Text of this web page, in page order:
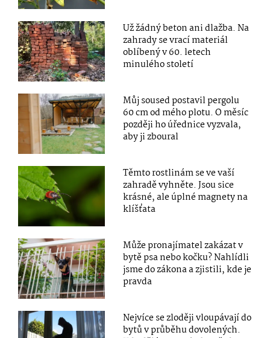
Už žádný beton ani dlažba. Na
zahrady se vrací materiál
oblíbený v 60. letech
minulého století
Můj soused postavil pergolu
60 cm od mého plotu. O měsíc
později ho úřednice vyzvala,
aby ji zboural
Těmto rostlinám se ve vaší
zahradě vyhněte. Jsou sice
krásné, ale úplné magnety na
klíšťata
Může pronajímatel zakázat v
bytě psa nebo kočku? Nahlídli
jsme do zákona a zjistili, kde je
pravda
Nejvíce se zloději vloupávají do
bytů v průběhu dovolených.